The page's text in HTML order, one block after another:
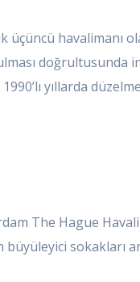
havalimanı
doğrultusunda
yıllarda
The Hague
büyüleyici sokakları